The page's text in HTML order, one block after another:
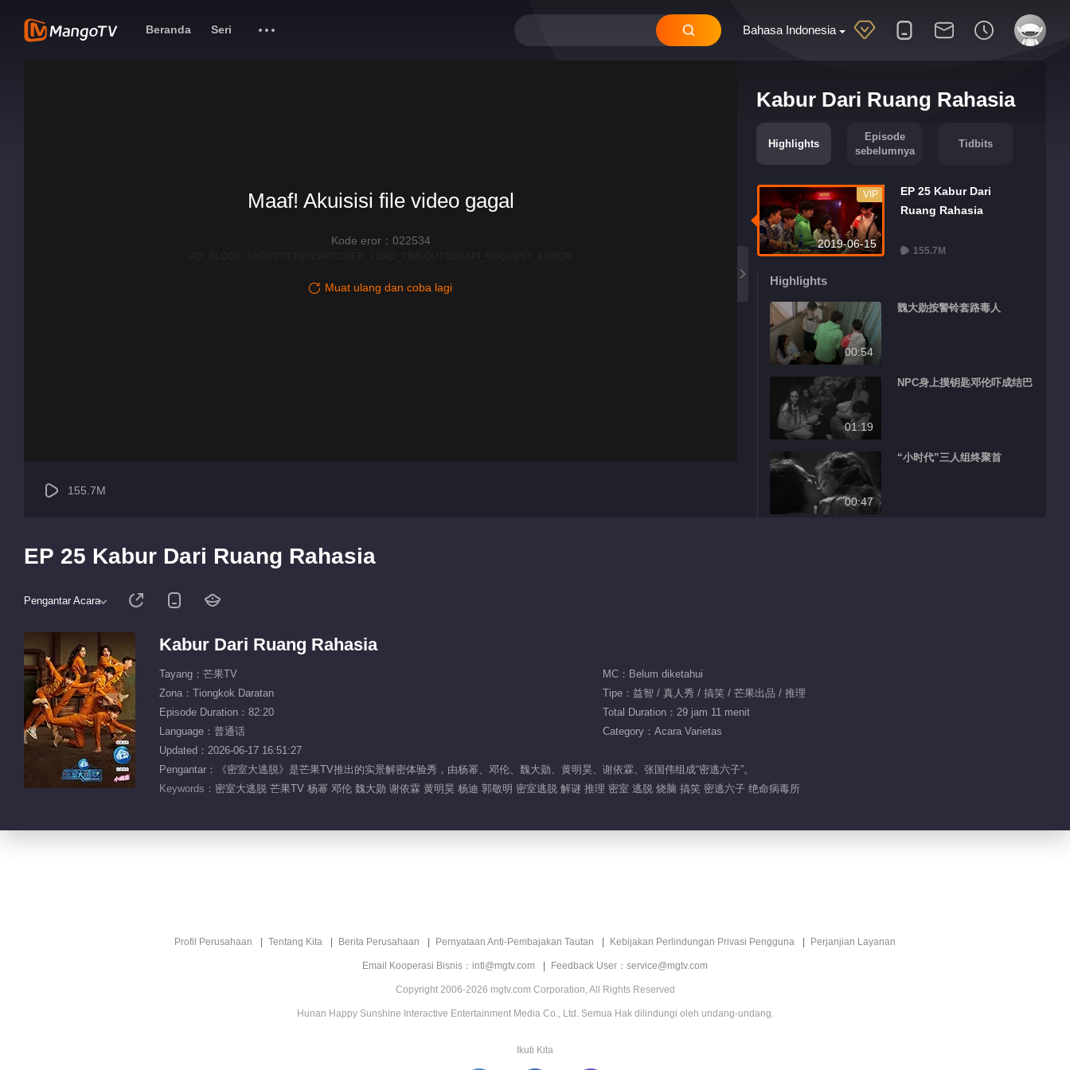
Bahasa Indonesia
Beranda Seri
Kabur Dari Ruang Rahasia
Highlights
Episode
sebelumnya
Tidbits
2019-06-15
VIP
EP 25 Kabur Dari
Ruang Rahasia
155.7M
Highlights
00:54
魏大勋按警铃套路毒人
01:19
NPC身上摸钥匙邓伦吓成结巴
00:47
“小时代”三人组终聚首
邓伦累到扶墙捂住小心脏
00:59
Maaf! Akuisisi file video gagal
Kode eror：022534
Muat ulang dan coba lagi
155.7M
EP 25 Kabur Dari Ruang Rahasia
Pengantar Acara
Kabur Dari Ruang Rahasia
Tayang：芒果TV
MC：Belum diketahui
Zona：Tiongkok Daratan
Tipe：益智 / 真人秀 / 搞笑 / 芒果出品 / 推理
Episode Duration：82:20
Total Duration：29 jam 11 menit
Language：普通话
Category：Acara Varietas
Updated：2026-06-17 16:51:27
Pengantar：《密室大逃脱》是芒果TV推出的实景解密体验秀，由杨幂、邓伦、魏大勋、黄明昊、谢依霖、张国伟组成“密逃六子”。
Keywords： 密室大逃脱 芒果TV 杨幂 邓伦 魏大勋 谢依霖 黄明昊 杨迪 郭敬明 密室逃脱 解谜 推理 密室 逃脱 烧脑 搞笑 密逃六子 绝命病毒所
Profil Perusahaan Tentang Kita Berita Perusahaan Pernyataan Anti-Pembajakan Tautan Kebijakan Perlindungan Privasi Pengguna Perjanjian Layanan
Email Kooperasi Bisnis：intl@mgtv.com Feedback User：service@mgtv.com
Copyright 2006-2026 mgtv.com Corporation, All Rights Reserved
Hunan Happy Sunshine Interactive Entertainment Media Co., Ltd. Semua Hak dilindungi oleh undang-undang.
Ikuti Kita